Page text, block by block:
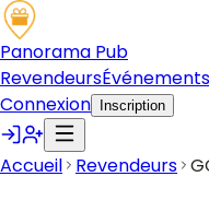
Panorama Pub
RevendeursÉvénements
Connexion
Inscription
Accueil Revendeurs